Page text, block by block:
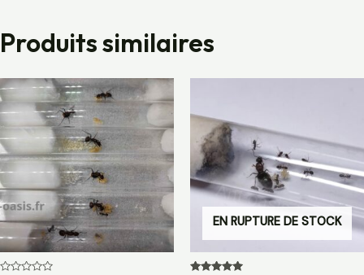
Produits similaires
Plage
de
prix :
9,50 €
à
35,00 €
EN RUPTURE DE STOCK